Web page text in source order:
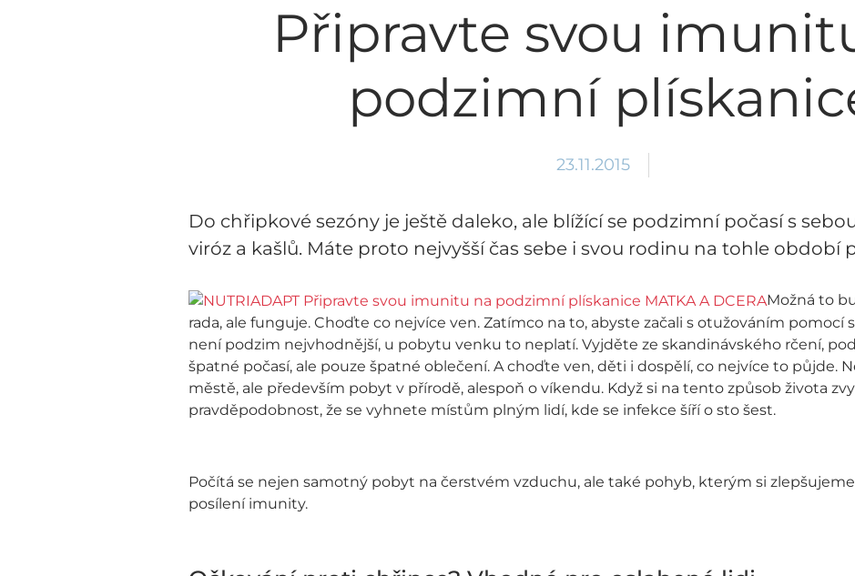
Připravte svou
podzimní
23.11.2015
Do chřipkové sezóny je ještě daleko, ale blížící se podzimní počasí s
viróz a kašlů. Máte proto nejvyšší čas sebe i svou rodinu na tohle období
Možná to
rada, ale funguje. Choďte co nejvíce ven. Zatímco na to, abyste začali s otužováním pomocí
není podzim nejvhodnější, u pobytu venku to neplatí. Vyjděte ze skandinávského rčení,
špatné počasí, ale pouze špatné oblečení. A choďte ven, děti i dospělí, co nejvíce to půjde.
městě, ale především pobyt v přírodě, alespoň o víkendu. Když si na tento způsob života
pravděpodobnost, že se vyhnete místům plným lidí, kde se infekce šíří o sto šest.
Počítá se nejen samotný pobyt na čerstvém vzduchu, ale také pohyb, kterým si
posílení imunity.